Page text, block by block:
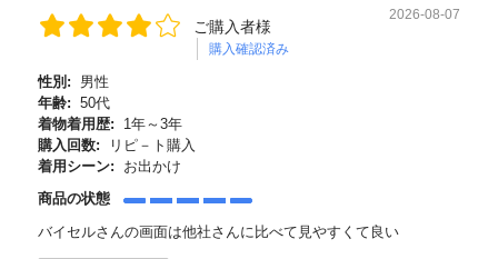
ご購入者様
購入確認済み
2026-08-07
性別:
男性
年齢: 50代
着物着用歴:
1年～3年
購入回数:
リピ－ト購入
着用シーン:
お出かけ
商品の状態
バイセルさんの画面は他社さんに比べて見やすくて良い